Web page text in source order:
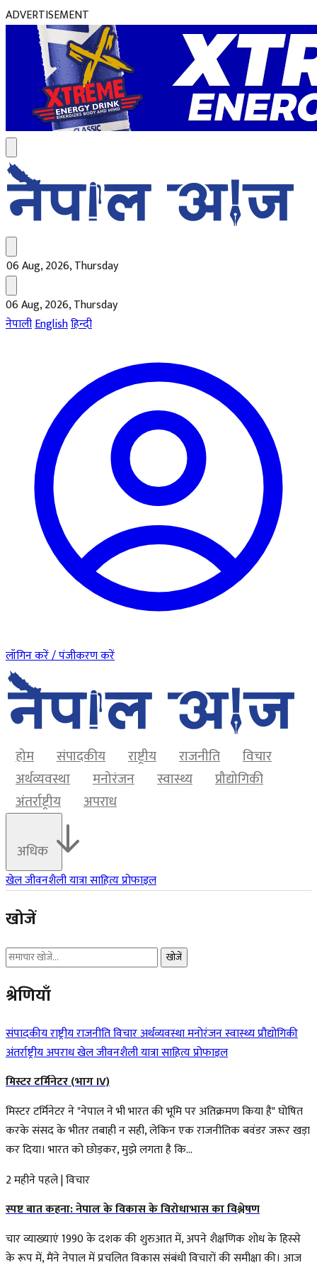
ADVERTISEMENT
06 Aug, 2026, Thursday
06 Aug, 2026, Thursday
नेपालीEnglishहिन्दी
लॉगिन करें / पंजीकरण करें
होम संपादकीय राष्ट्रीय राजनीति
विचार
अर्थव्यवस्था
मनोरंजन स्वास्थ्य
प्रौद्योगिकी
अंतर्राष्ट्रीय
अपराध
अधिक
खेलजीवनशैलीयात्रासाहित्यप्रोफाइल
खोजें
खोजें
श्रेणियाँ
संपादकीयराष्ट्रीयराजनीतिविचारअर्थव्यवस्थामनोरंजनस्वास्थ्यप्रौद्योगिकी
अंतर्राष्ट्रीयअपराधखेलजीवनशैलीयात्रासाहित्यप्रोफाइल
मिस्टर टर्मिनेटर (भाग IV)
मिस्टर टर्मिनेटर ने "नेपाल ने भी भारत की भूमि पर अतिक्रमण किया है" घोषित
करके संसद के भीतर तबाही न सही, लेकिन एक राजनीतिक बवंडर जरूर खड़ा
कर दिया। भारत को छोड़कर, मुझे लगता है कि...
2 महीने पहले|विचार
स्पष्ट बात कहना: नेपाल के विकास के विरोधाभास का विश्लेषण
चार व्याख्याएं 1990 के दशक की शुरुआत में, अपने शैक्षणिक शोध के हिस्से
के रूप में, मैंने नेपाल में प्रचलित विकास संबंधी विचारों की समीक्षा की। आज